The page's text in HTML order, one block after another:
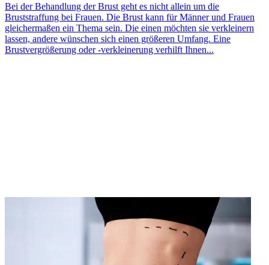
Bei der Behandlung der Brust geht es nicht allein um die
Bruststraffung bei Frauen. Die Brust kann für Männer und Frauen
gleichermaßen ein Thema sein. Die einen möchten sie verkleinern
lassen, andere wünschen sich einen größeren Umfang. Eine
Brustvergrößerung oder -verkleinerung verhilft Ihnen...